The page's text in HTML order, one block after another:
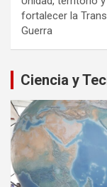
fortalecer la
Guerra
Ciencia y